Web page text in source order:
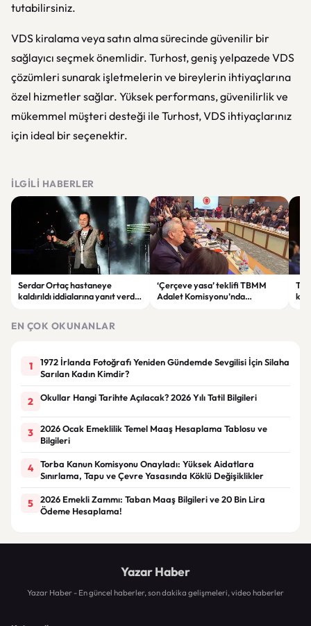
tutabilirsiniz.
VDS kiralama veya satın alma sürecinde güvenilir bir
sağlayıcı seçmek önemlidir. Turhost, geniş yelpazede VDS
çözümleri sunarak işletmelerin ve bireylerin ihtiyaçlarına
özel hizmetler sağlar. Yüksek performans, güvenilirlik ve
mükemmel müşteri desteği ile Turhost, VDS ihtiyaçlarınız
için ideal bir seçenektir.
İLGILI HABERLER
Serdar Ortaç hastaneye
kaldırıldı iddialarına yanıt verdi:
‘Çerçeve yasa’ teklifi TBMM
Adalet Komisyonu’nda
EN ÇOK OKUNANLAR
1
1972 İrlanda Fotoğrafı Yeniden Gündemde Sevgilisi İçin Silaha
Sarılan Kadın Kimdir?
2 Okullar Hangi Tarihte Açılacak? 2026 Yılı Tatil Bilgileri
3
2026 Ocak Emeklilik Temel Maaş Hesaplama Tablosu ve
Bilgileri
4
Torba Kanun Komisyonu Onayladı: Yüksek Aidatlara
Sınırlama, Tapu ve Çevre Yasasında Köklü Değişiklikler
5
2026 Emekli Zammı: Taban Maaş Bilgileri ve 20 Bin Lira
Ödeme Hesaplama!
Yazar Haber
Yazar Haber - En güncel haberler, son dakika gelişmeleri, video haberler